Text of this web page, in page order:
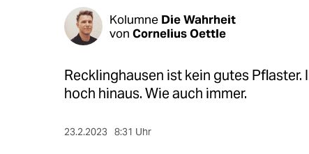
Kolumne Die Wahrheit
von Cornelius Oettle
Recklinghausen ist kein gutes
hoch hinaus. Wie auch immer.
23.2.2023 8:31 Uhr